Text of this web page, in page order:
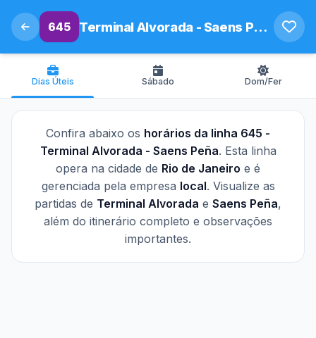
645 Terminal Alvorada - Saens Peña
Dias Úteis Sábado Dom/Fer
Confira abaixo os horários da linha 645 -
Terminal Alvorada - Saens Peña. Esta linha
opera na cidade de Rio de Janeiro e é
gerenciada pela empresa local. Visualize as
partidas de Terminal Alvorada e Saens Peña,
além do itinerário completo e observações
importantes.